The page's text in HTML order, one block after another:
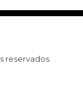
reservados.